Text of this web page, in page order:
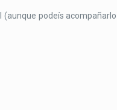
podeís acompañarlo